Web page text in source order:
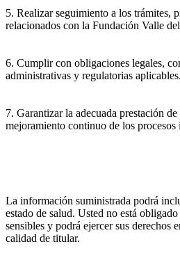
5. Realizar seguimiento a los trámites,
relacionados con la Fundación Valle
6. Cumplir con obligaciones legales,
administrativas y regulatorias aplicables.
7. Garantizar la adecuada prestación
mejoramiento continuo de los procesos
La información suministrada podrá
estado de salud. Usted no está
sensibles y podrá ejercer sus derechos
calidad de titular.